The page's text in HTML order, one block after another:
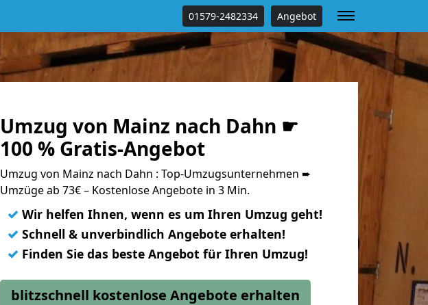
01579-2482334 Angebot
Umzug von Mainz nach Dahn ☛
100 % Gratis-Angebot
Umzug von Mainz nach Dahn : Top-Umzugsunternehmen ➨
Umzüge ab 73€ – Kostenlose Angebote in 3 Min.
✓ Wir helfen Ihnen, wenn es um Ihren Umzug geht!
✓ Schnell & unverbindlich Angebote erhalten!
✓ Finden Sie das beste Angebot für Ihren Umzug!
blitzschnell kostenlose Angebote erhalten